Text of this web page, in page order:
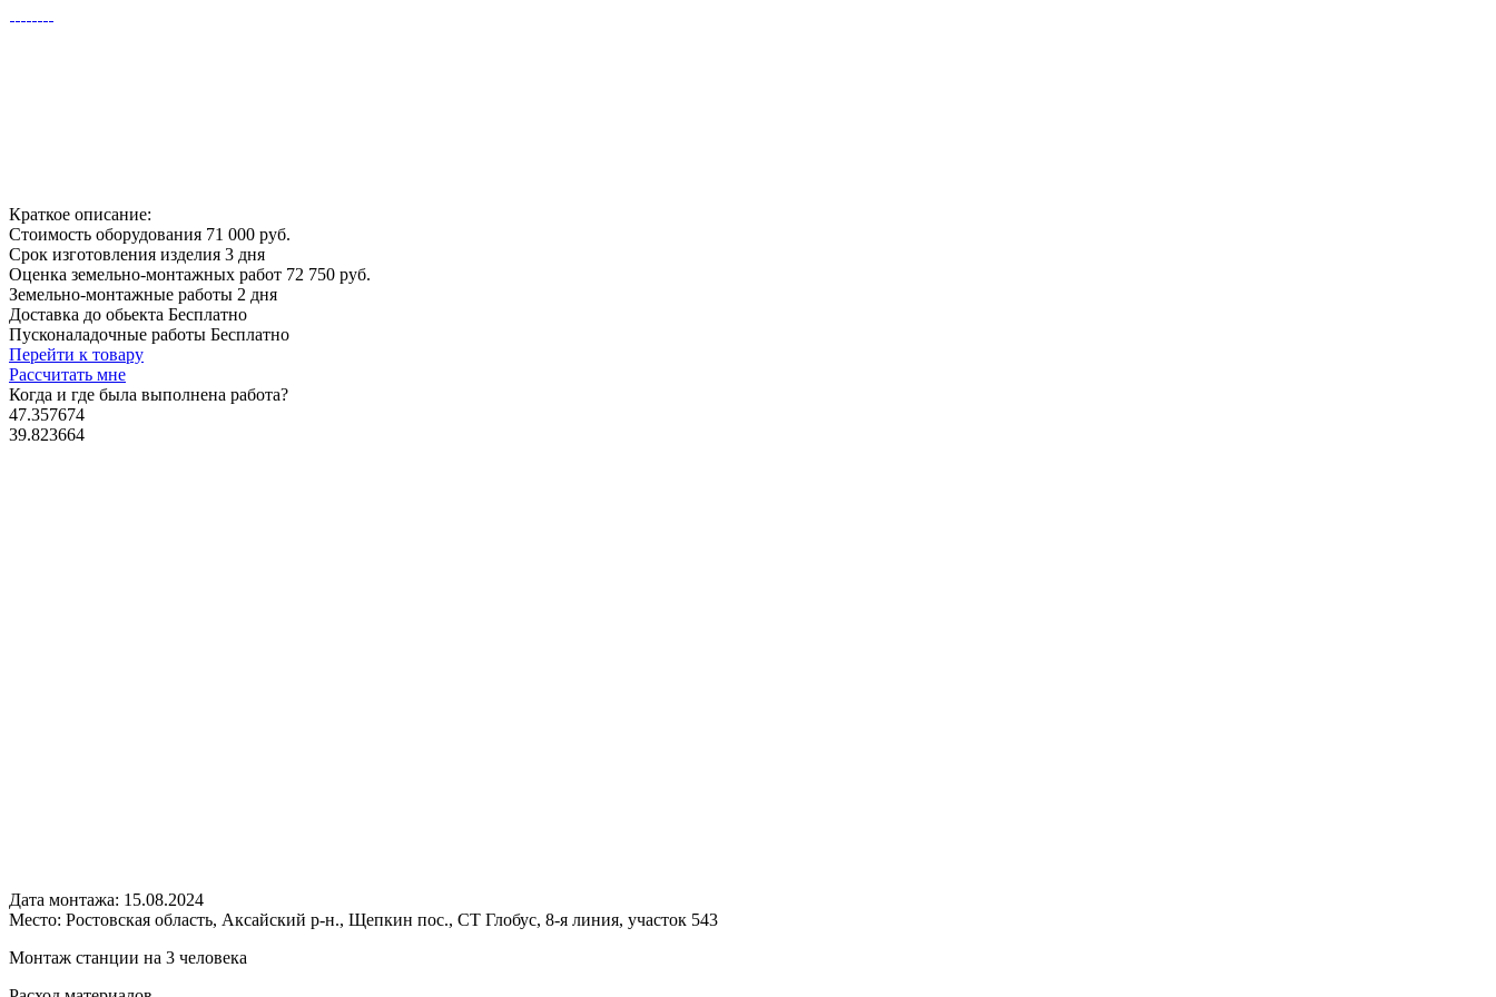
Краткое описание:
Стоимость оборудования 71 000 руб.
Срок изготовления изделия 3 дня
Оценка земельно-монтажных работ 72 750 руб.
Земельно-монтажные работы 2 дня
Доставка до обьекта Бесплатно
Пусконаладочные работы Бесплатно
Перейти к товару
Рассчитать мне
Когда и где была выполнена работа?
47.357674
39.823664
Дата монтажа: 15.08.2024
Место: Ростовская область, Аксайский р-н., Щепкин пос., СТ Глобус, 8-я линия, участок 543
Монтаж станции на 3 человека